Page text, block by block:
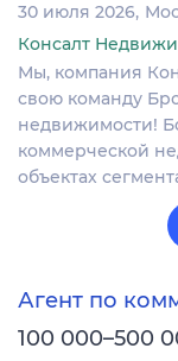
30 июля 2026
Консалт
Мы, компания
свою команду
недвижимости!
коммерческой
объектах
Агент по
100 000–500